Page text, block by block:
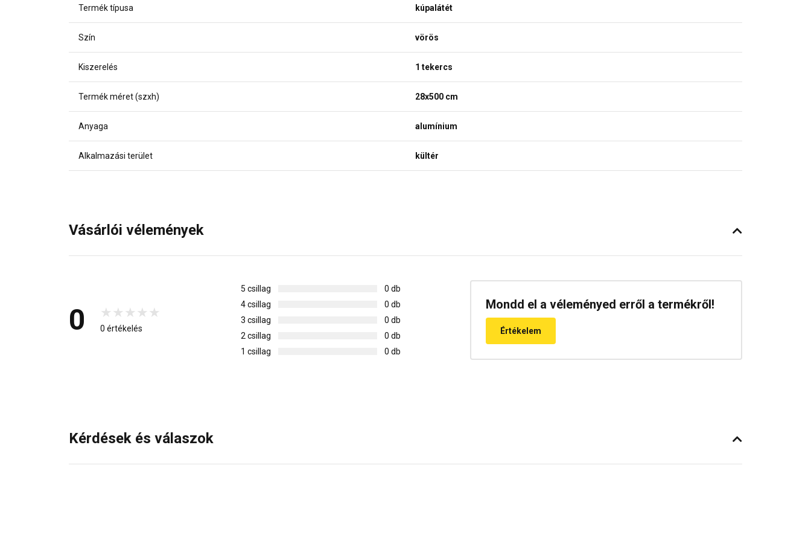
Termék típusa kúpalátét
Szín vörös
Kiszerelés 1 tekercs
Termék méret (szxh) 28x500 cm
Anyaga alumínium
Alkalmazási terület kültér
Vásárlói vélemények
0 0 értékelés
5 csillag
0 db
4 csillag
0 db
3 csillag
0 db
2 csillag
0 db
1 csillag
0 db
Mondd el a véleményed erről a termékről!
Értékelem
Kérdések és válaszok